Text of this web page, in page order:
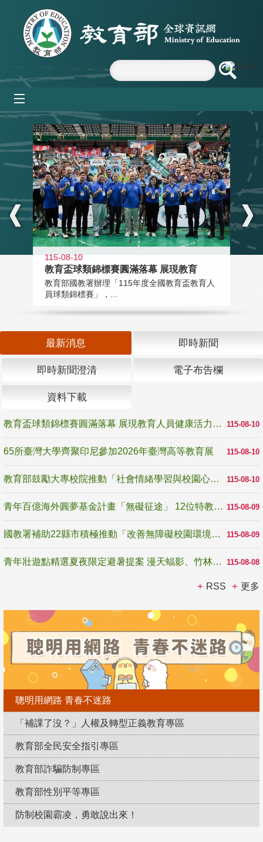
跳到主要內容區塊
:::
115-08-10
教育盃球類錦標賽圓滿落幕 展現教育
教育部國教署辦理「115年度全國教育盃教育人
員球類錦標賽」，...
最新消息 即時新聞
即時新聞澄清 電子布告欄
資料下載
115-08-10
教育盃球類錦標賽圓滿落幕 展現教育人員健康活力與團隊精神
115-08-10
65所臺灣大學齊聚印尼參加2026年臺灣高等教育展
115-08-10
教育部鼓勵大專校院推動「社會情緒學習與校園心理健康促進計畫」 培育校園「心」韌性
115-08-09
青年百億海外圓夢基金計畫「無礙征途」 12位特教與弱勢青年勇闖西班牙 跨越感官限制見證生命蛻變
115-08-09
國教署補助22縣市積極推動「改善無障礙校園環境計畫」 打造友善、安全、無礙學習空間
115-08-08
青年壯遊點精選夏夜限定避暑提案 漫天蝠影、竹林尋蛙、茶香夜觀 邀青年暮色出發
RSS 更多
聰明用網路 青春不迷路
「補課了沒？」人權及轉型正義教育專區
教育部全民安全指引專區
教育部詐騙防制專區
教育部性別平等專區
防制校園霸凌，勇敢說出來！